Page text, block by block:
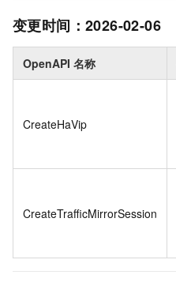
变更时间： 2026-02-06
OpenAPI 名称
CreateHaVip
CreateTrafficMirrorSession